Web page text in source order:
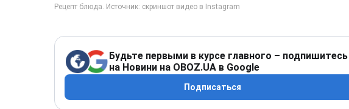
Будьте первыми в курсе главного – подпишитесь
на Новини на OBOZ.UA в Google
Подписаться